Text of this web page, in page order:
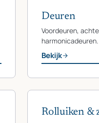
Deuren
Voordeuren,
harmonicadeuren.
Bekijk
Rolluiken &